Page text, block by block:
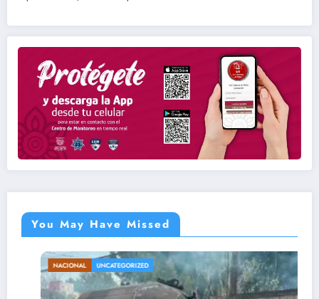
You May Have Missed
NACIONAL UNCATEGORIZED